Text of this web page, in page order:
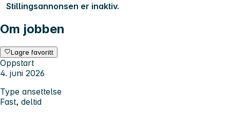
Stillingsannonsen er inaktiv.
Om jobben
Lagre favoritt
Oppstart
4. juni 2026
Type ansettelse
Fast, deltid